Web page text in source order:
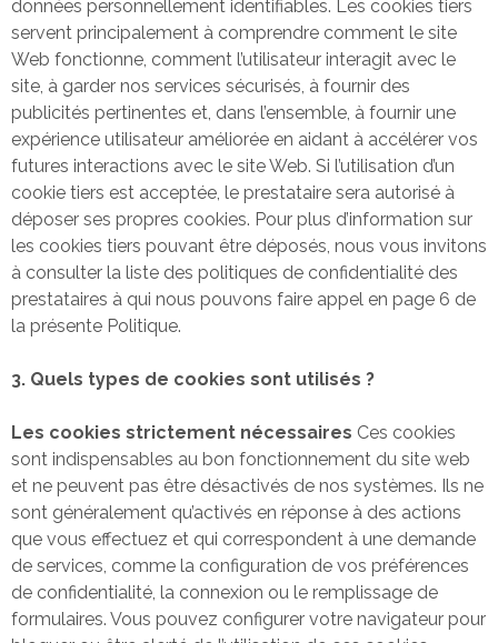
données personnellement identifiables. Les cookies tiers
servent principalement à comprendre comment le site
Web fonctionne, comment l’utilisateur interagit avec le
site, à garder nos services sécurisés, à fournir des
publicités pertinentes et, dans l’ensemble, à fournir une
expérience utilisateur améliorée en aidant à accélérer vos
futures interactions avec le site Web. Si l’utilisation d’un
cookie tiers est acceptée, le prestataire sera autorisé à
déposer ses propres cookies. Pour plus d’information sur
les cookies tiers pouvant être déposés, nous vous invitons
à consulter la liste des politiques de confidentialité des
prestataires à qui nous pouvons faire appel en page 6 de
la présente Politique.
3. Quels types de cookies sont utilisés ?
Les cookies strictement nécessaires Ces cookies
sont indispensables au bon fonctionnement du site web
et ne peuvent pas être désactivés de nos systèmes. Ils ne
sont généralement qu’activés en réponse à des actions
que vous effectuez et qui correspondent à une demande
de services, comme la configuration de vos préférences
de confidentialité, la connexion ou le remplissage de
formulaires. Vous pouvez configurer votre navigateur pour